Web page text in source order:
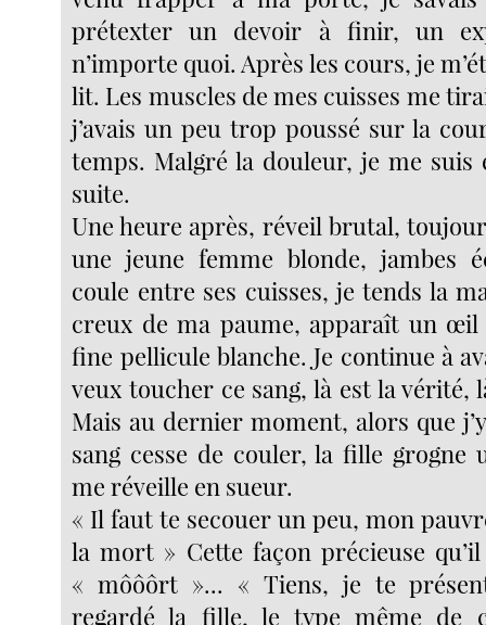
prétexter un devoir à finir, un
n’importe quoi. Après les cours, je
lit. Les muscles de mes cuisses me
j’avais un peu trop poussé sur la
temps. Malgré la douleur, je me
suite.
Une heure après, réveil brutal,
une jeune femme blonde, jambes
coule entre ses cuisses, je tends la
creux de ma paume, apparaît un œil
fine pellicule blanche. Je continue à
veux toucher ce sang, là est la vérité,
Mais au dernier moment, alors que
sang cesse de couler, la fille grogne
me réveille en sueur.
« Il faut te secouer un peu, mon
la mort » Cette façon précieuse
« môôôrt »... « Tiens, je te
regardé la fille, le type même de